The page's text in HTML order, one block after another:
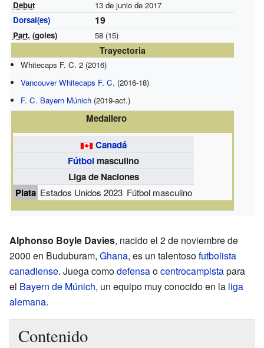
Debut
13 de junio de 2017
Dorsal(es)
19
Part. (goles) 58 (15)
Trayectoria
Whitecaps F. C. 2 (2016)
Vancouver Whitecaps F. C. (2016-18)
F. C. Bayern Múnich (2019-act.)
Medallero
Canadá
Fútbol masculino
Liga de Naciones
Plata Estados Unidos 2023 Fútbol masculino
Alphonso Boyle Davies, nacido el 2 de noviembre de
2000 en Buduburam, Ghana, es un talentosofutbolista
canadiense. Juega comodefensaocentrocampistapara
el Bayern de Múnich, un equipo muy conocido en la liga
alemana.
Contenido